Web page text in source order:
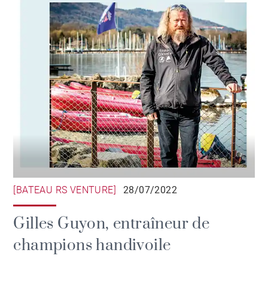
[BATEAU RS VENTURE] 28/07/2022
Gilles Guyon, entraîneur de
champions handivoile